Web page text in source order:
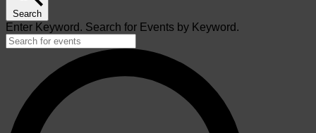
สิงหาคม
2023
Search
Enter Keyword. Search for Events by Keyword.